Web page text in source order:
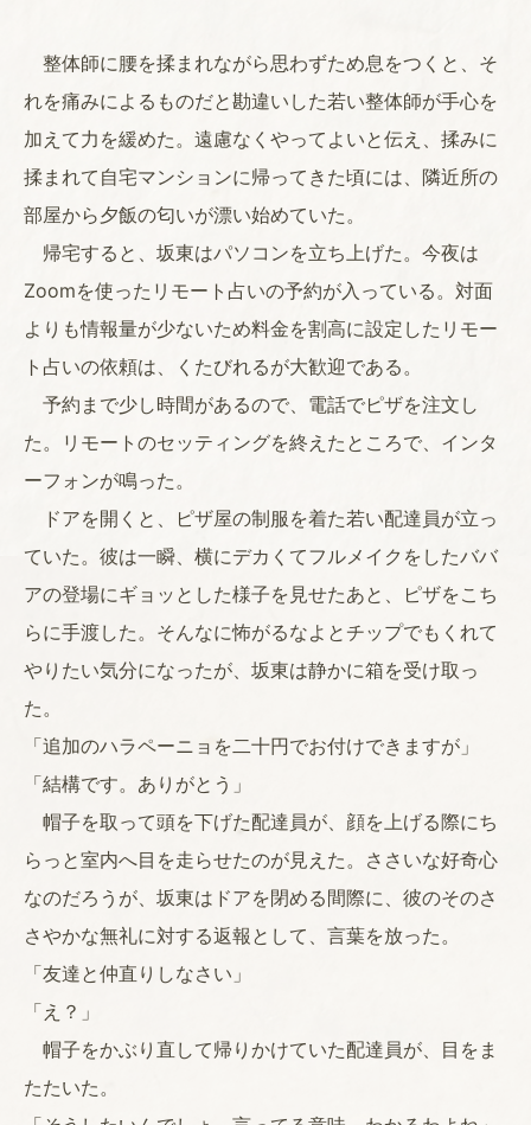
整体師に腰を揉まれながら思わずため息をつくと、そ
れを痛みによるものだと勘違いした若い整体師が手心を
加えて力を緩めた。遠慮なくやってよいと伝え、揉みに
揉まれて自宅マンションに帰ってきた頃には、隣近所の
部屋から夕飯の匂いが漂い始めていた。
帰宅すると、坂東はパソコンを立ち上げた。今夜は
Zoomを使ったリモート占いの予約が入っている。対面
よりも情報量が少ないため料金を割高に設定したリモー
ト占いの依頼は、くたびれるが大歓迎である。
予約まで少し時間があるので、電話でピザを注文し
た。リモートのセッティングを終えたところで、インタ
ーフォンが鳴った。
ドアを開くと、ピザ屋の制服を着た若い配達員が立っ
ていた。彼は一瞬、横にデカくてフルメイクをしたババ
アの登場にギョッとした様子を見せたあと、ピザをこち
らに手渡した。そんなに怖がるなよとチップでもくれて
やりたい気分になったが、坂東は静かに箱を受け取っ
た。
「追加のハラペーニョを二十円でお付けできますが」
「結構です。ありがとう」
帽子を取って頭を下げた配達員が、顔を上げる際にち
らっと室内へ目を走らせたのが見えた。ささいな好奇心
なのだろうが、坂東はドアを閉める間際に、彼のそのさ
さやかな無礼に対する返報として、言葉を放った。
「友達と仲直りしなさい」
「え？」
帽子をかぶり直して帰りかけていた配達員が、目をま
たたいた。